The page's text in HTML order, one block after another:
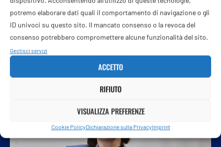
potremo elaborare dati quali il comportamento di navigazione o gli
ID univoci su questo sito. Il mancato consenso o la revoca del
consenso potrebbero compromettere alcune funzionalità del sito.
Gestisci servizi
ACCETTO
RIFIUTO
VISUALIZZA PREFERENZE
Cookie PolicyDichiarazione sulla PrivacyImprint
Nel 2015 gli ammonimenti del Questore per atti di violenza
erano quattrocento. Nel 2025 sono lievitati a 5.986. Si tratta
…